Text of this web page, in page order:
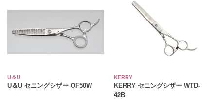
U＆U
U＆U セニングシザー OF50W
KERRY
KERRY セニングシザー WTD-
42B